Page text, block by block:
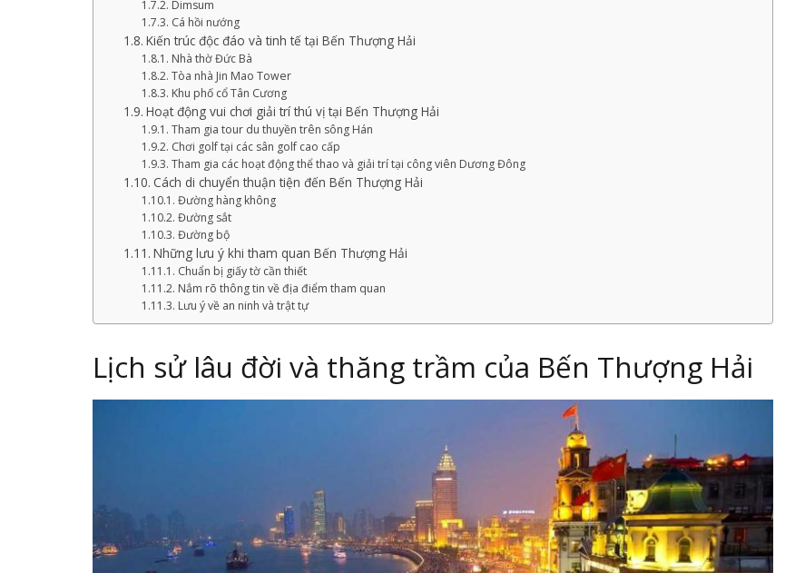
Dimsum
Cá hồi nướng
Kiến trúc độc đáo và tinh tế tại Bến Thượng Hải
Nhà thờ Đức Bà
Tòa nhà Jin Mao Tower
Khu phố cổ Tân Cương
Hoạt động vui chơi giải trí thú vị tại Bến Thượng Hải
Tham gia tour du thuyền trên sông Hán
Chơi golf tại các sân golf cao cấp
Tham gia các hoạt động thể thao và giải trí tại công viên Dương Đông
Cách di chuyển thuận tiện đến Bến Thượng Hải
Đường hàng không
Đường sắt
Đường bộ
Những lưu ý khi tham quan Bến Thượng Hải
Chuẩn bị giấy tờ cần thiết
Nắm rõ thông tin về địa điểm tham quan
Lưu ý về an ninh và trật tự
Lịch sử lâu đời và thăng trầm của Bến Thượng Hải